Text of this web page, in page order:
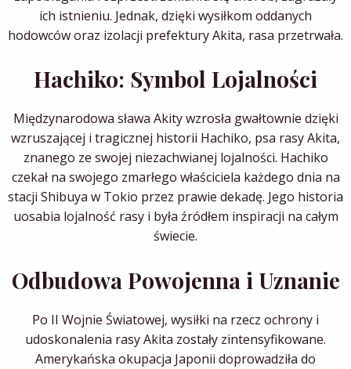
ich istnieniu. Jednak, dzięki wysiłkom oddanych
hodowców oraz izolacji prefektury Akita, rasa przetrwała.
Hachiko: Symbol Lojalności
Międzynarodowa sława Akity wzrosła gwałtownie dzięki
wzruszającej i tragicznej historii Hachiko, psa rasy Akita,
znanego ze swojej niezachwianej lojalności. Hachiko
czekał na swojego zmarłego właściciela każdego dnia na
stacji Shibuya w Tokio przez prawie dekadę. Jego historia
uosabia lojalność rasy i była źródłem inspiracji na całym
świecie.
Odbudowa Powojenna i Uznanie
Po II Wojnie Światowej, wysiłki na rzecz ochrony i
udoskonalenia rasy Akita zostały zintensyfikowane.
Amerykańska okupacja Japonii doprowadziła do